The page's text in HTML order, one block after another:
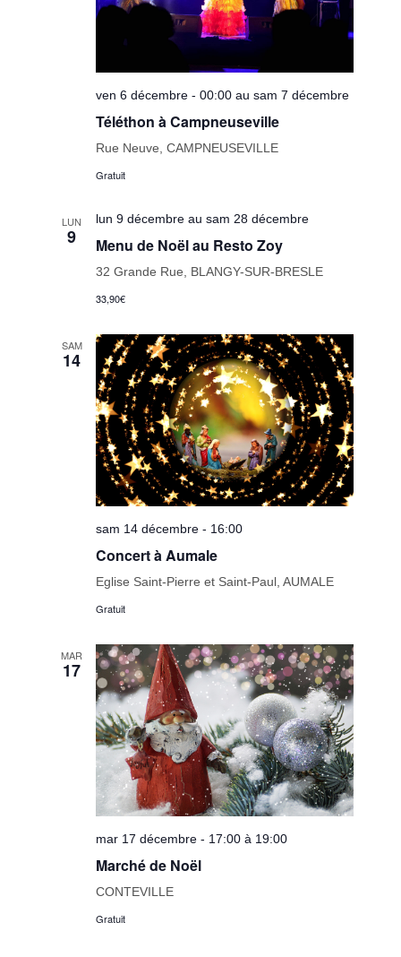
ven 6 décembre - 00:00 au sam 7 décembre
Téléthon à Campneuseville
Rue Neuve, CAMPNEUSEVILLE
Gratuit
LUN
9
lun 9 décembre au sam 28 décembre
Menu de Noël au Resto Zoy
32 Grande Rue, BLANGY-SUR-BRESLE
33,90€
SAM
14
sam 14 décembre - 16:00
Concert à Aumale
Eglise Saint-Pierre et Saint-Paul, AUMALE
Gratuit
MAR
17
mar 17 décembre - 17:00 à 19:00
Marché de Noël
CONTEVILLE
Gratuit